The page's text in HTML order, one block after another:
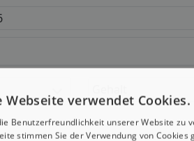
Webseite verwendet Cookies.
Benutzerfreundlichkeit unserer Website zu
stimmen Sie der Verwendung von Cookies